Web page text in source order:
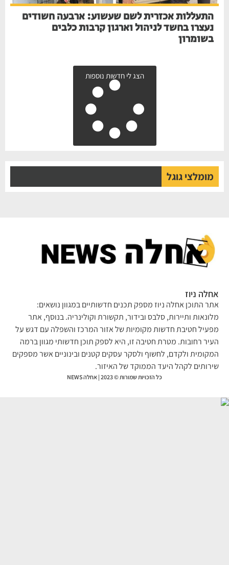
התעללות אכזרית לשם שעשוע: ארבעה חשודים
נעצרו בחשד לניהול וארגון קרבות כלבים
בשומרון
הצג לי חדשות נוספות
מומלצי גוגל
ניוז
התוכן אחלה ניוז מספק תכנים חדשותיים במגוון נושאים:
ותיירות, סלבס ובידור, תקשורת וקולינריה. בנוסף, אתר
חטיבת חדשות מקומיות של אזור המרכז והשפלה עם דגש על
רחובות. מטרת חטיבה זו, היא לספק תוכן חדשותי מגוון ברמה
ולקדם, לחשוף ולסקר עסקים קטנים ובינוניים אשר מספקים
לקהל היעד הממוקד של האיזור.
כל הזכויות שמורות © 2023 | אחלה NEWS